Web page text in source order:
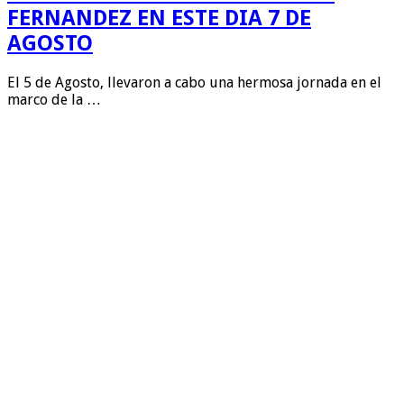
FERNANDEZ EN ESTE DIA 7 DE
AGOSTO
El 5 de Agosto, llevaron a cabo una hermosa jornada en el
marco de la …